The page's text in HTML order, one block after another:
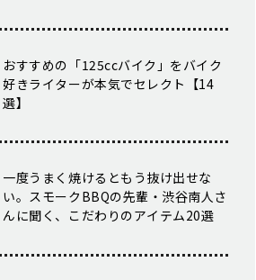
おすすめの「125ccバイク」をバイク
好きライターが本気でセレクト【14
選】
一度うまく焼けるともう抜け出せな
い。スモークBBQの先輩・渋谷南人さ
んに聞く、こだわりのアイテム20選